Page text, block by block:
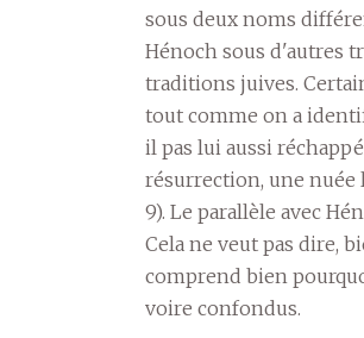
sous deux noms
Hénoch sous d'autres
traditions juives.
tout comme on a
il pas lui aussi
résurrection, une nuée
9). Le parallèle avec
Cela ne veut pas dire,
comprend bien
voire confondus.